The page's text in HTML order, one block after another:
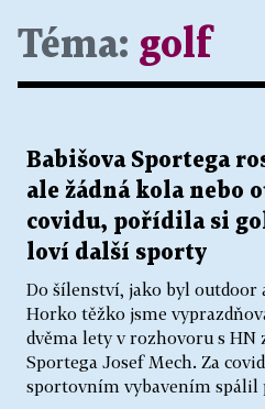
Téma: golf
Babišova Sportega
ale žádná kola nebo
covidu, pořídila si
loví další sporty
Do šílenství, jako byl outdoor
Horko těžko jsme
dvěma lety v rozhovoru s HN
Sportega Josef Mech. Za
sportovním vybavením spálil